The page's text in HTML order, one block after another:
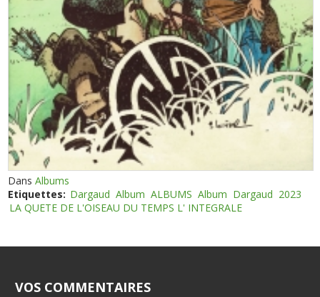
DansAlbums
Etiquettes: Dargaud Album ALBUMS Album Dargaud 2023
LA QUETE DE L'OISEAU DU TEMPS L' INTEGRALE
VOS COMMENTAIRES